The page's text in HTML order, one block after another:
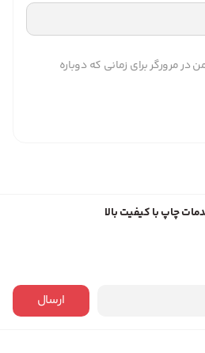
در مرورگر برای زمانی که دوباره
چاپ با کیفیت بالا
ارسال